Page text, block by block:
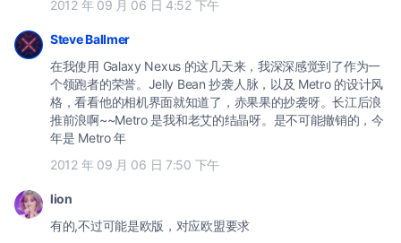
2012 年 09 月 06 日 4:52 下午
Steve Ballmer
在我使用 Galaxy Nexus 的这几天来，我深深感觉到了作为一
个领跑者的荣誉。Jelly Bean 抄袭人脉，以及 Metro 的设计风
格，看看他的相机界面就知道了，赤果果的抄袭呀。长江后浪
推前浪啊~~Metro 是我和老艾的结晶呀。是不可能撤销的，今
年是 Metro 年
2012 年 09 月 06 日 7:50 下午
lion
有的,不过可能是欧版，对应欧盟要求